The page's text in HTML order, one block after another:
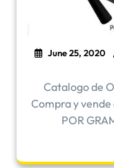
June 25, 2020
Catalogo de
Compra y
POR